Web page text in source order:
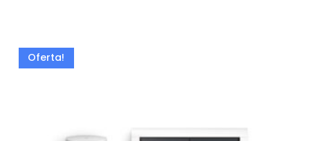
Oferta!